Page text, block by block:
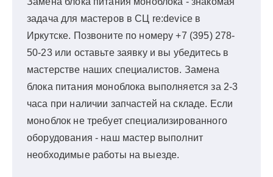
задача для мастеров в СЦ re:device в
Иркутске. Позвоните по номеру +7 (395) 278-
50-23 или оставьте заявку и вы убедитесь в
мастерстве наших специалистов. Замена
блока питания моноблока выполняется за 2-3
часа при наличии запчастей на складе. Если
моноблок не требует специализированного
оборудования - наш мастер выполнит
необходимые работы на выезде.